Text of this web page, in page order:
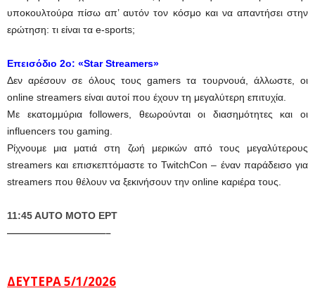
υποκουλτούρα πίσω απ’ αυτόν τον κόσμο και να απαντήσει στην
ερώτηση: τι είναι τα e-sports;
Eπεισόδιο 2ο: «Star Streamers»
Δεν αρέσουν σε όλους τους gamers τα τουρνουά, άλλωστε, οι
online streamers είναι αυτοί που έχουν τη μεγαλύτερη επιτυχία.
Με εκατομμύρια followers, θεωρούνται οι διασημότητες και οι
influencers του gaming.
Ρίχνουμε μια ματιά στη ζωή μερικών από τους μεγαλύτερους
streamers και επισκεπτόμαστε το TwitchCon – έναν παράδεισο για
streamers που θέλουν να ξεκινήσουν την online καριέρα τους.
11:45 AUTO MOTO EΡΤ
——————————–
ΔΕΥΤΕΡΑ 5/1/2026